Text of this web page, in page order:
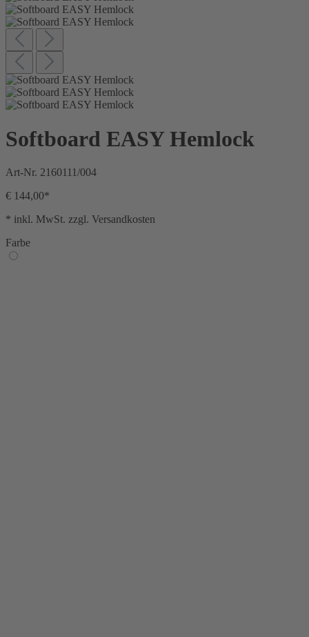
Softboard EASY Hemlock
Art-Nr. 2160111/004
€ 144,00*
* inkl. MwSt. zzgl. Versandkosten
Farbe